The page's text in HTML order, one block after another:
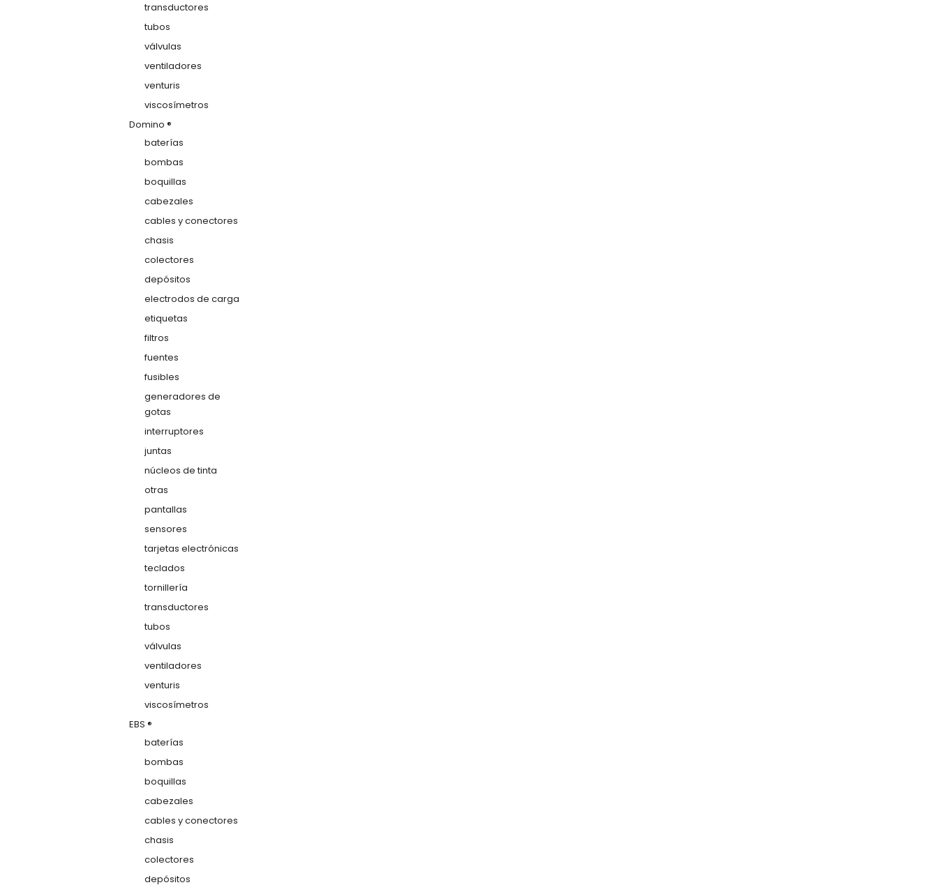
transductores
tubos
válvulas
ventiladores
venturis
viscosímetros
Domino ®
baterías
bombas
boquillas
cabezales
cables y conectores
chasis
colectores
depósitos
electrodos de carga
etiquetas
filtros
fuentes
fusibles
generadores de
gotas
interruptores
juntas
núcleos de tinta
otras
pantallas
sensores
tarjetas electrónicas
teclados
tornillería
transductores
tubos
válvulas
ventiladores
venturis
viscosímetros
EBS ®
baterías
bombas
boquillas
cabezales
cables y conectores
chasis
colectores
depósitos